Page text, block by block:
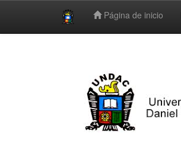
Página de inicio